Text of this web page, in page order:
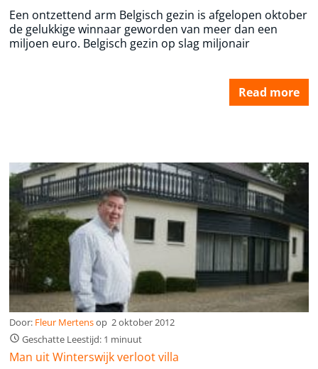
Een ontzettend arm Belgisch gezin is afgelopen oktober
de gelukkige winnaar geworden van meer dan een
miljoen euro. Belgisch gezin op slag miljonair
Read more
Door: Fleur Mertensop 2 oktober 2012
Geschatte Leestijd: 1 minuut
Man uit Winterswijk verloot villa